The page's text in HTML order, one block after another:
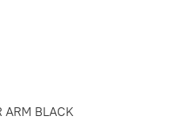
ARM BLACK